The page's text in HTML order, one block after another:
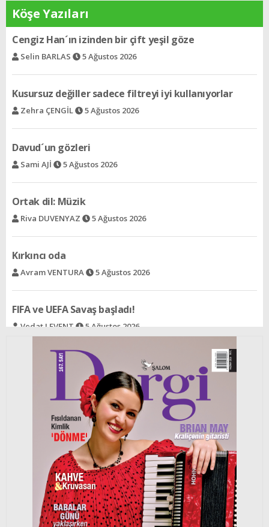
Köşe Yazıları
Kusursuz değiller sadece filtreyi iyi kullanıyorlar
Zehra ÇENGİL 5 Ağustos 2026
Davud´un gözleri
Sami AJİ 5 Ağustos 2026
Ortak dil: Müzik
Riva DUVENYAZ 5 Ağustos 2026
Kırkıncı oda
Avram VENTURA 5 Ağustos 2026
FIFA ve UEFA Savaş başladı!
Vedat LEVENT 5 Ağustos 2026
Acının gülümsemeyi öğrettiği halk
Selin SÜAR 5 Ağustos 2026
Ree - Bir şeyden dolayı
5 Ağustos 2026
Cengiz Han´ın izinden bir çift yeşil göze
Selin BARLAS 5 Ağustos 2026